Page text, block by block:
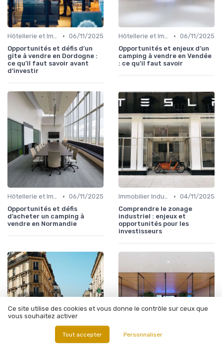
Hôtellerie et Immobilier de Loisirs • 06/11/2025
Opportunités et défis d’un
gîte à vendre en Dordogne :
ce qu’il faut savoir avant
d’investir
Hôtellerie et Immobilier de Loisirs • 06/11/2025
Opportunités et enjeux d’un
camping à vendre en Vendée
: ce qu’il faut savoir
Hôtellerie et Immobilier de Loisirs • 06/11/2025
Opportunités et défis
d’acheter un camping à
vendre en Normandie
Immobilier Industriel et Logistique • 04/11/2025
Comprendre le zonage
industriel : enjeux et
opportunités pour les
investisseurs
Ce site utilise des cookies et vous donne le contrôle sur ceux que
vous souhaitez activer
Tout accepter Personnaliser